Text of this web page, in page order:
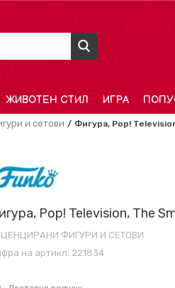
ЖИВОТЕН СТИЛ ИГРА
и сетови Фигура, Pop!
Pop! Television, The
ФИГУРИ И СЕТОВИ
на артикл: 221834